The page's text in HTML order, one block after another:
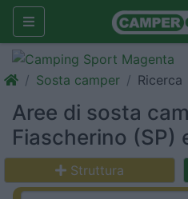
Sosta camper Ricerca
Aree di sosta
Fiascherino (SP)
Struttura